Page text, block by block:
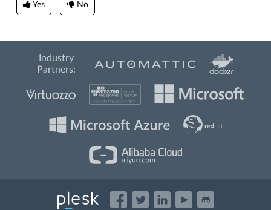
Yes No
Industry
Partners: